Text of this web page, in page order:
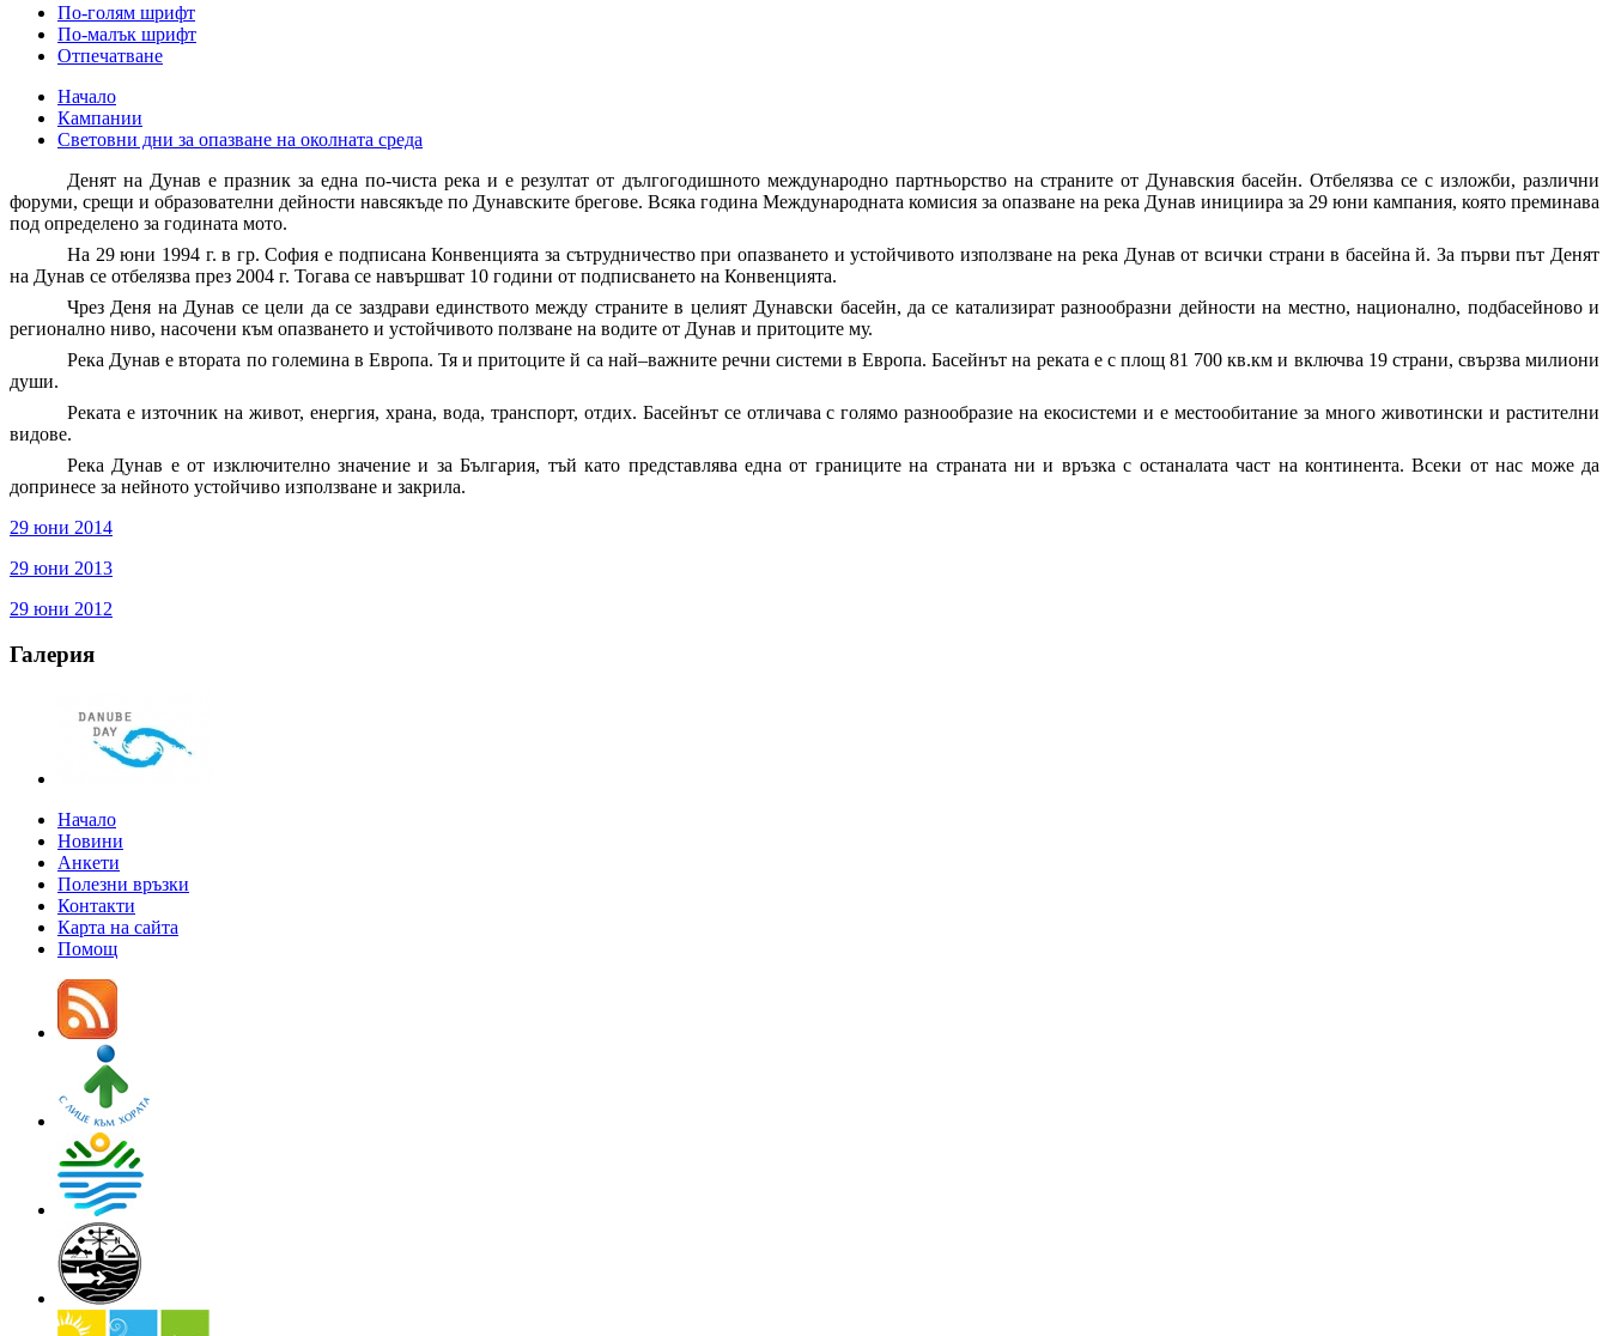
По-голям шрифт
По-малък шрифт
Отпечатване
Начало
Кампании
Световни дни за опазване на околната среда
Денят на Дунав е празник за една по-чиста река и е резултат от дългогодишното международно партньорство на страните от Дунавския басейн. Отбелязва се с изложби, различни
форуми, срещи и образователни дейности навсякъде по Дунавските брегове. Всяка година Международната комисия за опазване на река Дунав инициира за 29 юни кампания, която преминава
под определено за годината мото.
На 29 юни 1994 г. в гр. София е подписана Конвенцията за сътрудничество при опазването и устойчивото използване на река Дунав от всички страни в басейна й. За първи път Денят
на Дунав се отбелязва през 2004 г. Тогава се навършват 10 години от подписването на Конвенцията.
Чрез Деня на Дунав се цели да се заздрави единството между страните в целият Дунавски басейн, да се катализират разнообразни дейности на местно, национално, подбасейново и
регионално ниво, насочени към опазването и устойчивото ползване на водите от Дунав и притоците му.
Река Дунав е втората по големина в Европа. Тя и притоците й са най–важните речни системи в Европа. Басейнът на реката е с площ 81 700 кв.км и включва 19 страни, свързва милиони
души.
Реката е източник на живот, енергия, храна, вода, транспорт, отдих. Басейнът се отличава с голямо разнообразие на екосистеми и е местообитание за много животински и растителни
видове.
Река Дунав е от изключително значение и за България, тъй като представлява една от границите на страната ни и връзка с останалата част на континента. Всеки от нас може да
допринесе за нейното устойчиво използване и закрила.
29 юни 2014
29 юни 2013
29 юни 2012
Галерия
Начало
Новини
Анкети
Полезни връзки
Контакти
Карта на сайта
Помощ